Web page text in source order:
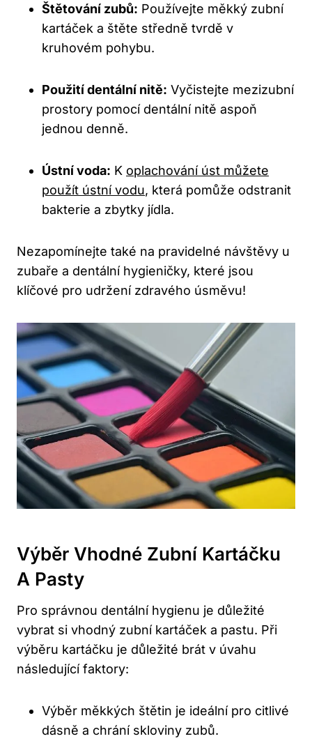
Štětování zubů: Používejte měkký zubní
kartáček a štěte středně tvrdě v
kruhovém pohybu.
Použití dentální nitě: Vyčistejte mezizubní
prostory pomocí dentální nitě aspoň
jednou denně.
Ústní voda: K oplachování úst můžete
použít ústní vodu, která pomůže odstranit
bakterie a zbytky jídla.
Nezapomínejte také na pravidelné návštěvy u
zubaře a dentální hygieničky, které jsou
klíčové pro udržení zdravého úsměvu!
Výběr Vhodné Zubní Kartáčku
A Pasty
Pro správnou dentální hygienu je důležité
vybrat si vhodný zubní kartáček a pastu. Při
výběru kartáčku je důležité brát v úvahu
následující faktory:
Výběr měkkých štětin je ideální pro citlivé
dásně a chrání skloviny zubů.